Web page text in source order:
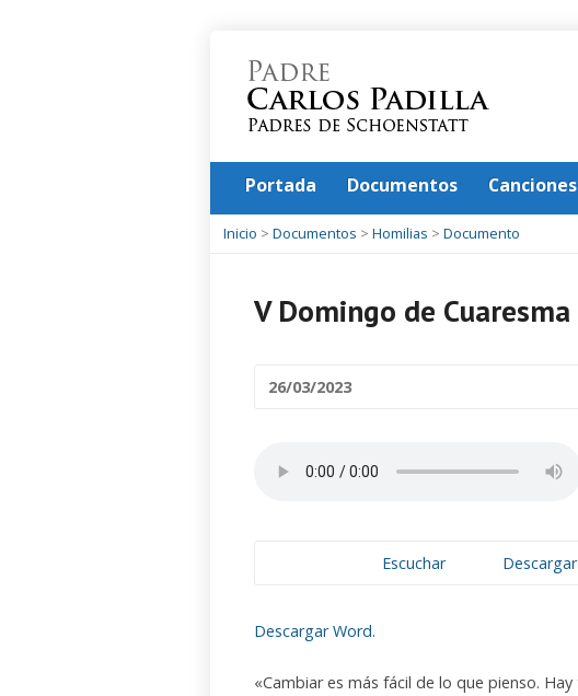
Portada Documentos Canciones
Inicio > Documentos > Homilias > Documento
V Domingo de
26/03/2023
Escuchar
Descargar Word.
«Cambiar es más fácil de lo que pienso.